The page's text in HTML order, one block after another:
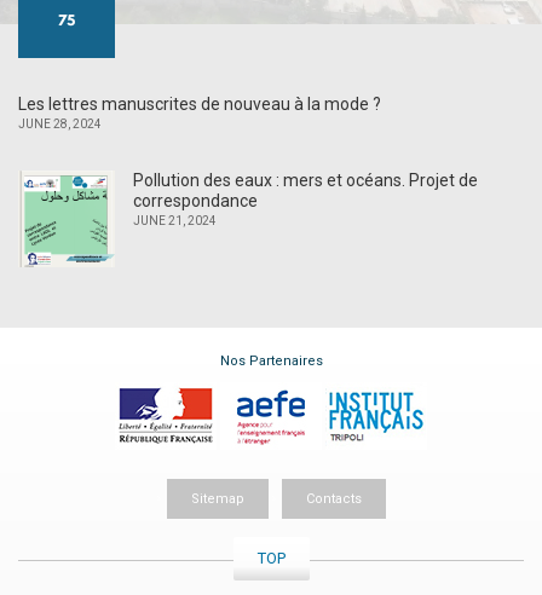
Les lettres manuscrites de nouveau à la mode ?
JUNE 28, 2024
Pollution des eaux : mers et océans. Projet de
correspondance
JUNE 21, 2024
Nos Partenaires
Sitemap Contacts
TOP